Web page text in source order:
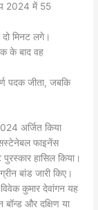
2024 में 55
मिनट लगे।
के बाद वह
पदक जीता, जबकि
अर्जित किया
फाइनेंस
पुरस्कार हासिल किया।
बांड जारी किए।
कुमार देवांगन यह
और दक्षिण या